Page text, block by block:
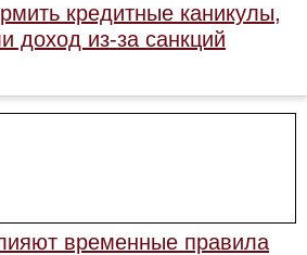
кредитные каникулы,
доход из-за санкций
временные правила